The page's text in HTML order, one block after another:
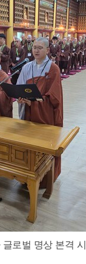
글로벌 명상 본격